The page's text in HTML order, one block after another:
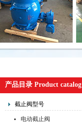
产品目录 Product catalog
截止阀型号
电动截止阀